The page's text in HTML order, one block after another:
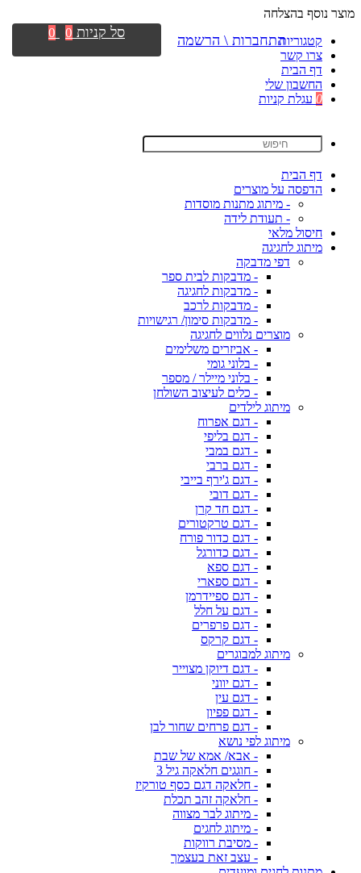
מוצר נוסף בהצלחה
קטגוריות
צרו קשר
דף הבית
החשבון שלי
0 עגלת קניות
דף הבית
הדפסה על מוצרים
- מיתוג מתנות מוסדות
- תעודת לידה
חיסול מלאי
מיתוג לחגיגה
דפי מדבקה
- מדבקות לבית ספר
- מדבקות לחגיגה
- מדבקות לרכב
- מדבקות סימון/ רגישויות
מוצרים נלווים לחגיגה
- אביזרים משלימים
- בלוני גומי
- בלוני מיילר / מספר
- כלים לעיצוב השולחן
מיתוג לילדים
- דגם אפרוח
- דגם בליפי
- דגם במבי
- דגם ברבי
- דגם ג'ירף בייבי
- דגם דובי
- דגם חד קרן
- דגם טרקטורים
- דגם כדור פורח
- דגם כדורגל
- דגם ספא
- דגם ספארי
- דגם ספיידרמן
- דגם על חלל
- דגם פרפרים
- דגם קרקס
מיתוג למבוגרים
- דגם דיוקן מצוייר
- דגם יווני
- דגם עין
- דגם פפיון
- דגם פרחים שחור לבן
מיתוג לפי נושא
- אבא/ אמא של שבת
- חוגגים חלאקה גיל 3
- חלאקה דגם כסף טורקיז
- חלאקה זהב תכלת
- מיתוג לבר מצווה
- מיתוג לחגים
- מסיבת רווקות
- עצב זאת בעצמך
התחברות \ הרשמה סל קניות 0
0